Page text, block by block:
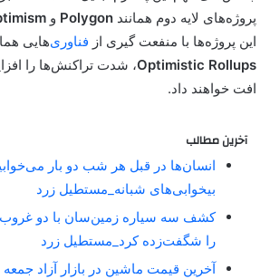
پروژه‌های لایه دوم همانند Polygon و
این پروژه‌ها با منفعت گیری از فناوری‌هایی
Optimistic Rollups، شدت تراکنش‌ها را
افت خواهند داد.
آخرین مطالب
انسان‌ها در قبل هر شب دو بار
بیخوابی‌های شبانه_مستطیل زرد
کشف سه سیاره زمین‌سان با دو غروب
را شگفت‌زده کرد_مستطیل زرد